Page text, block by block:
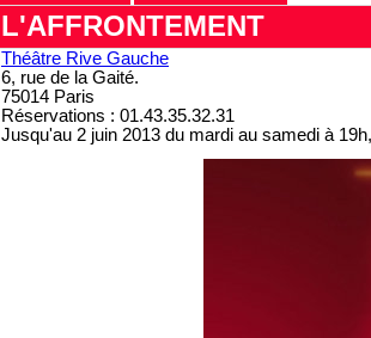
L'AFFRONTEMENT
Théâtre Rive Gauche
6, rue de la Gaité.
75014 Paris
Réservations : 01.43.35.32.31
Jusqu'au 2 juin 2013 du mardi au samedi à